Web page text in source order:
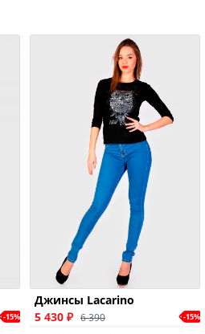
-15%
Джинсы Lacarino
5 430 ₽ 6 390 -15%